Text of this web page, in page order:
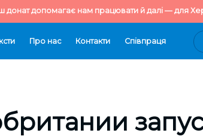
донат допомагає нам працювати й далі — для
Про нас Контакти Cпівпраця